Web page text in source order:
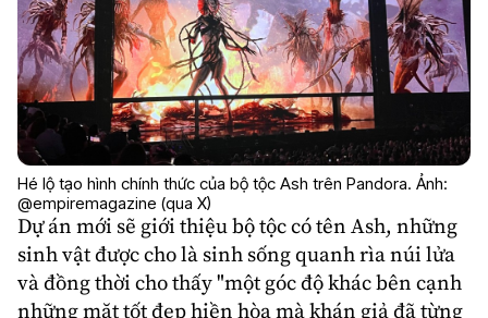
Hé lộ tạo hình chính thức của bộ tộc Ash trên Pandora. Ảnh:
@empiremagazine (qua X)
Dự án mới sẽ giới thiệu bộ tộc có tên Ash, những
sinh vật được cho là sinh sống quanh rìa núi lửa
và đồng thời cho thấy "một góc độ khác bên cạnh
những mặt tốt đẹp hiền hòa mà khán giả đã từng